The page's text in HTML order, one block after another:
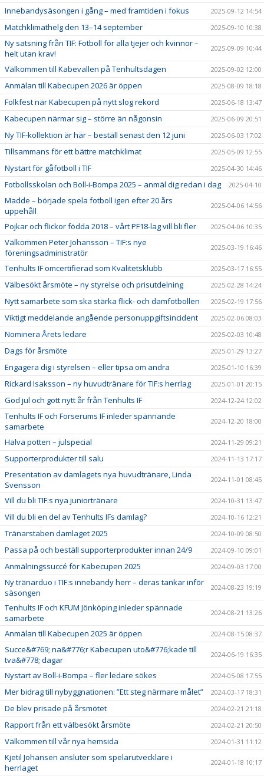
Innebandysäsongen i gång – med framtiden i fokus 2025-09-12 14:54
Matchklimathelg den 13–14 september 2025-09-10 10:38
Ny satsning från TIF: Fotboll för alla tjejer och kvinnor –
helt utan krav!
2025-09-09 10:44
Välkommen till Kabevallen på Tenhultsdagen 2025-09-02 12:00
Anmälan till Kabecupen 2026 är öppen 2025-08-09 18:18
Folkfest när Kabecupen på nytt slog rekord 2025-06-18 13:47
Kabecupen närmar sig – större än någonsin 2025-06-09 20:51
Ny TIF-kollektion är här – beställ senast den 12 juni 2025-06-03 17:02
Tillsammans för ett bättre matchklimat 2025-05-09 12:55
Nystart för gåfotboll i TIF 2025-04-30 14:46
Fotbollsskolan och Boll-i-Bompa 2025 – anmäl dig redan i dag 2025-04-10
Madde – började spela fotboll igen efter 20 års
uppehåll
2025-04-06 14:56
Pojkar och flickor födda 2018 – vårt PF18-lag vill bli fler 2025-04-06 10:35
Välkommen Peter Johansson – TIF:s nye
föreningsadministratör
2025-03-19 16:46
Tenhults IF omcertifierad som Kvalitetsklubb 2025-03-17 16:55
Välbesökt årsmöte – ny styrelse och prisutdelning 2025-02-28 14:24
Nytt samarbete som ska stärka flick- och damfotbollen 2025-02-19 17:56
Viktigt meddelande angående personuppgiftsincident 2025-02-06 08:03
Nominera Årets ledare 2025-02-03 10:48
Dags för årsmöte 2025-01-29 13:27
Engagera dig i styrelsen – eller tipsa om andra 2025-01-10 16:39
Rickard Isaksson – ny huvudtränare för TIF:s herrlag 2025-01-01 20:15
God jul och gott nytt år från Tenhults IF 2024-12-24 12:02
Tenhults IF och Forserums IF inleder spännande
samarbete
2024-12-20 18:00
Halva potten – julspecial 2024-11-29 09:21
Supporterprodukter till salu 2024-11-13 17:17
Presentation av damlagets nya huvudtränare, Linda
Svensson
2024-11-01 08:45
Vill du bli TIF:s nya juniortränare 2024-10-31 13:47
Vill du bli en del av Tenhults IFs damlag? 2024-10-16 12:21
Tränarstaben damlaget 2025 2024-10-09 08:50
Passa på och beställ supporterprodukter innan 24/9 2024-09-10 09:01
Anmälningssuccé för Kabecupen 2025 2024-09-03 17:00
Ny tränarduo i TIF:s innebandy herr – deras tankar inför
säsongen
2024-08-23 19:19
Tenhults IF och KFUM Jönköping inleder spännade
samarbete
2024-08-21 13:26
Anmälan till Kabecupen 2025 är öppen 2024-08-15 08:37
Succe&#769; na&#776;r Kabecupen uto&#776;kade till
tva&#778; dagar
2024-06-19 16:35
Nystart av Boll-i-Bompa – fler ledare sökes 2024-05-08 17:55
Mer bidrag till nybyggnationen: ”Ett steg närmare målet” 2024-03-17 18:31
De blev prisade på årsmötet 2024-02-21 21:18
Rapport från ett välbesökt årsmöte 2024-02-21 20:50
Välkommen till vår nya hemsida 2024-01-31 11:12
Kjetil Johansen ansluter som spelarutvecklare i
herrlaget
2024-01-18 10:17